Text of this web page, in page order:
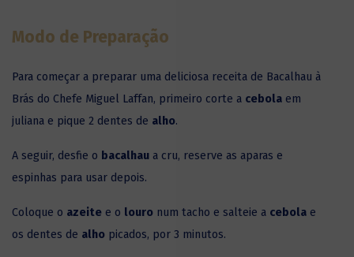
Modo de Preparação
Para começar a preparar uma deliciosa receita de Bacalhau à
Brás do Chefe Miguel Laffan, primeiro corte a cebola em
juliana e pique 2 dentes de alho.
A seguir, desfie o bacalhau a cru, reserve as aparas e
espinhas para usar depois.
Coloque o azeite e o louro num tacho e salteie a cebola e
os dentes de alho picados, por 3 minutos.